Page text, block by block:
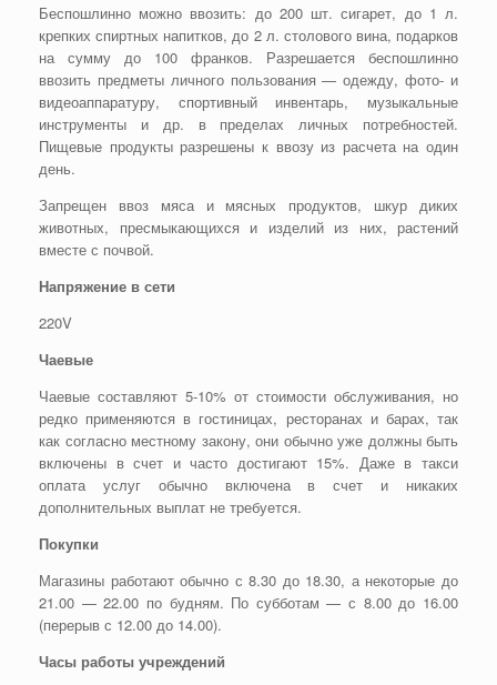
Беспошлинно можно ввозить: до 200 шт. сигарет, до 1 л.
крепких спиртных напитков, до 2 л. столового вина, подарков
на сумму до 100 франков. Разрешается беспошлинно
ввозить предметы личного пользования — одежду, фото- и
видеоаппаратуру, спортивный инвентарь, музыкальные
инструменты и др. в пределах личных потребностей.
Пищевые продукты разрешены к ввозу из расчета на один
день.
Запрещен ввоз мяса и мясных продуктов, шкур диких
животных, пресмыкающихся и изделий из них, растений
вместе с почвой.
Напряжение в сети
220V
Чаевые
Чаевые составляют 5-10% от стоимости обслуживания, но
редко применяются в гостиницах, ресторанах и барах, так
как согласно местному закону, они обычно уже должны быть
включены в счет и часто достигают 15%. Даже в такси
оплата услуг обычно включена в счет и никаких
дополнительных выплат не требуется.
Покупки
Магазины работают обычно с 8.30 до 18.30, а некоторые до
21.00 — 22.00 по будням. По субботам — с 8.00 до 16.00
(перерыв с 12.00 до 14.00).
Часы работы учреждений